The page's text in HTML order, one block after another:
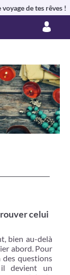
de tes rêves !
celui
bien au-delà
abord. Pour
questions
il devient un